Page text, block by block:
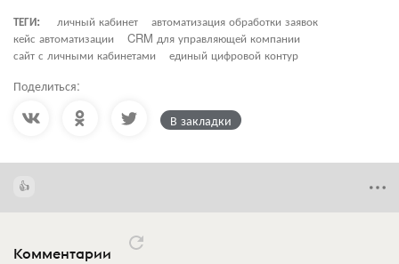
ТЕГИ:
личный кабинет
автоматизация обработки заявок
кейс автоматизации
CRM для управляющей компании
сайт с личными кабинетами
единый цифровой контур
Поделиться:
В закладки
Комментарии